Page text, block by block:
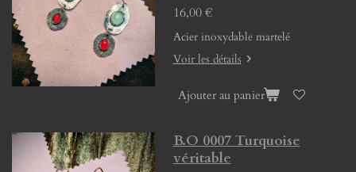
16,00 €
Acier inoxydable martelé
Voir les détails
Ajouter au panier
B.O 0007 Turquoise
véritable